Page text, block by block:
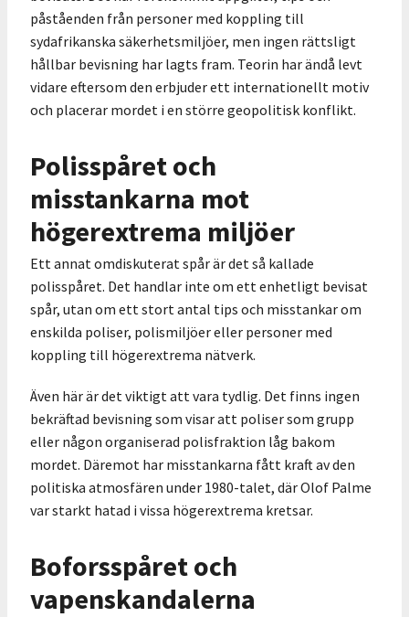
påståenden från personer med koppling till
sydafrikanska säkerhetsmiljöer, men ingen rättsligt
hållbar bevisning har lagts fram. Teorin har ändå levt
vidare eftersom den erbjuder ett internationellt motiv
och placerar mordet i en större geopolitisk konflikt.
Polisspåret och
misstankarna mot
högerextrema miljöer
Ett annat omdiskuterat spår är det så kallade
polisspåret. Det handlar inte om ett enhetligt bevisat
spår, utan om ett stort antal tips och misstankar om
enskilda poliser, polismiljöer eller personer med
koppling till högerextrema nätverk.
Även här är det viktigt att vara tydlig. Det finns ingen
bekräftad bevisning som visar att poliser som grupp
eller någon organiserad polisfraktion låg bakom
mordet. Däremot har misstankarna fått kraft av den
politiska atmosfären under 1980-talet, där Olof Palme
var starkt hatad i vissa högerextrema kretsar.
Boforsspåret och
vapenskandalerna